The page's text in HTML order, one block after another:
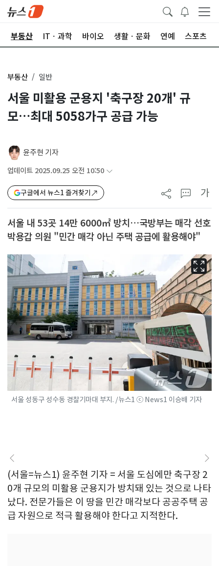
부동산 ITㆍ과학 바이오 생활ㆍ문화 연예 스포츠
부동산 일반
서울 미활용 군용지 '축구장 20개' 규
모…최대 5058가구 공급 가능
윤주현 기자
업데이트 2025.09.25 오전 10:50
구글에서 뉴스1 즐겨찾기 가
서울 내 53곳 14만 6000㎡ 방치…국방부는 매각 선호
박용갑 의원 "민간 매각 아닌 주택 공급에 활용해야"
서울 성동구 성수동 경찰기마대 부지. /뉴스1 ⓒ News1 이승배 기자
(서울=뉴스1) 윤주현 기자 = 서울 도심에만 축구장 2
0개 규모의 미활용 군용지가 방치돼 있는 것으로 나타
났다. 전문가들은 이 땅을 민간 매각보다 공공주택 공
급 자원으로 적극 활용해야 한다고 지적한다.